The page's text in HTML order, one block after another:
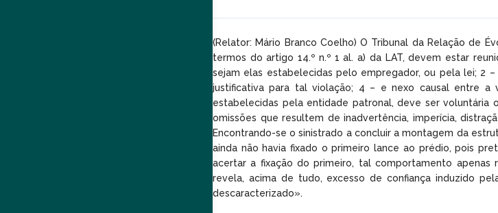
(Relator: Mário Branco Coelho) O Tribunal da Relação de
termos do artigo 14.º n.º 1 al. a) da LAT, devem estar
sejam elas estabelecidas pelo empregador, ou pela lei; 2
justificativa para tal violação; 4 – e nexo causal entre a
estabelecidas pela entidade patronal, deve ser voluntária
omissões que resultem de inadvertência, imperícia,
Encontrando-se o sinistrado a concluir a montagem da
ainda não havia fixado o primeiro lance ao prédio, pois
acertar a fixação do primeiro, tal comportamento apenas
revela, acima de tudo, excesso de confiança induzido
descaracterizado».